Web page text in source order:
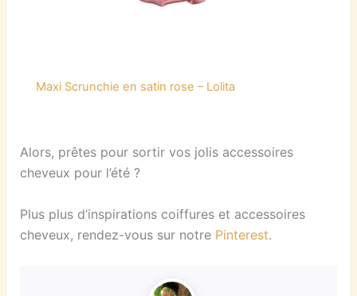
Maxi Scrunchie en satin rose – Lolita
Alors, prêtes pour sortir vos jolis accessoires
cheveux pour l’été ?
Plus plus d’inspirations coiffures et accessoires
cheveux, rendez-vous sur notrePinterest.